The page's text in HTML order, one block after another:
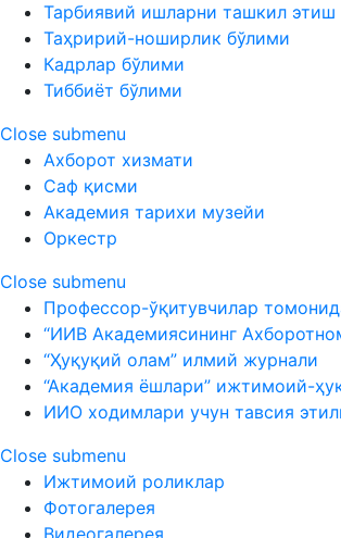
Тарбиявий ишларни ташкил
Таҳририй-ноширлик бўлими
Кадрлар бўлими
Тиббиёт бўлими
Close submenu
Ахборот хизмати
Саф қисми
Академия тарихи музейи
Оркестр
Close submenu
Профессор-ўқитувчилар
“ИИВ Академиясининг
“Ҳуқуқий олам” илмий журнали
“Академия ёшлари” ижтимоий-
ИИО ходимлари учун тавсия
Close submenu
Ижтимоий роликлар
Фотогалерея
Видеогалерея